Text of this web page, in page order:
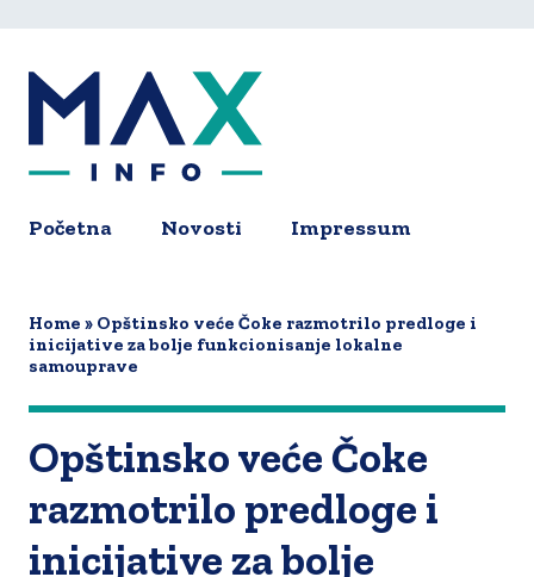
to
content
Početna Novosti Impressum
Home
Opštinsko veće Čoke razmotrilo predloge i
inicijative za bolje funkcionisanje lokalne
samouprave
Opštinsko veće Čoke
razmotrilo predloge i
inicijative za bolje